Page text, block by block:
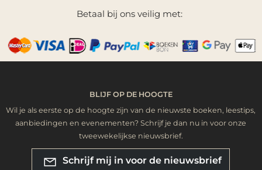
Betaal bij ons veilig met:
BLIJF OP DE HOOGTE
Wil je als eerste op de hoogte zijn van de nieuwste boeken, leestips,
aanbiedingen en evenementen? Schrijf je dan nu in voor onze
tweewekelijkse nieuwsbrief.
Schrijf mij in voor de nieuwsbrief